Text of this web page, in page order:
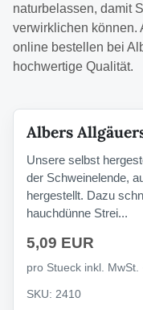
naturbelassen, damit
verwirklichen können.
online bestellen bei
hochwertige Qualität.
Albers
Unsere selbst
der Schweinelende,
hergestellt. Dazu
hauchdünne Strei...
5,09 EUR
pro Stueck inkl. MwSt.
SKU: 2410